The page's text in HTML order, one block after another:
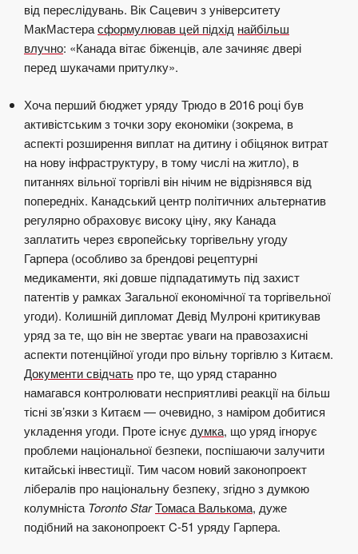
від переслідувань. Вік Сацевич з університету
МакМастерасформулював цей підхід найбільш
влучно: «Канада вітає біженців, але зачиняє двері
перед шукачами притулку».
Хоча перший бюджет уряду Трюдо в 2016 році був
активістським з точки зору економіки (зокрема, в
аспекті розширення виплат на дитину і обіцянок витрат
на нову інфраструктуру, в тому числі на житло), в
питаннях вільної торгівлі він нічим не відрізнявся від
попередніх. Канадський центр політичних альтернатив
регулярно обраховує високу ціну, яку Канада
заплатить через європейську торгівельну угоду
Гарпера (особливо за брендові рецептурні
медикаменти, які довше підпадатимуть під захист
патентів у рамках Загальної економічної та торгівельної
угоди). Колишній дипломат Девід Мулроні критикував
уряд за те, що він не звертає уваги на правозахисні
аспекти потенційної угоди про вільну торгівлю з Китаєм.
Документи свідчать про те, що уряд старанно
намагався контролювати несприятливі реакції на більш
тісні зв’язки з Китаєм — очевидно, з наміром добитися
укладення угоди. Проте існує думка, що уряд ігнорує
проблеми національної безпеки, поспішаючи залучити
китайські інвестиції. Тим часом новий законопроект
лібералів про національну безпеку, згідно з думкою
колумніста Toronto StarТомаса Валькома, дуже
подібний на законопроект C-51 уряду Гарпера.